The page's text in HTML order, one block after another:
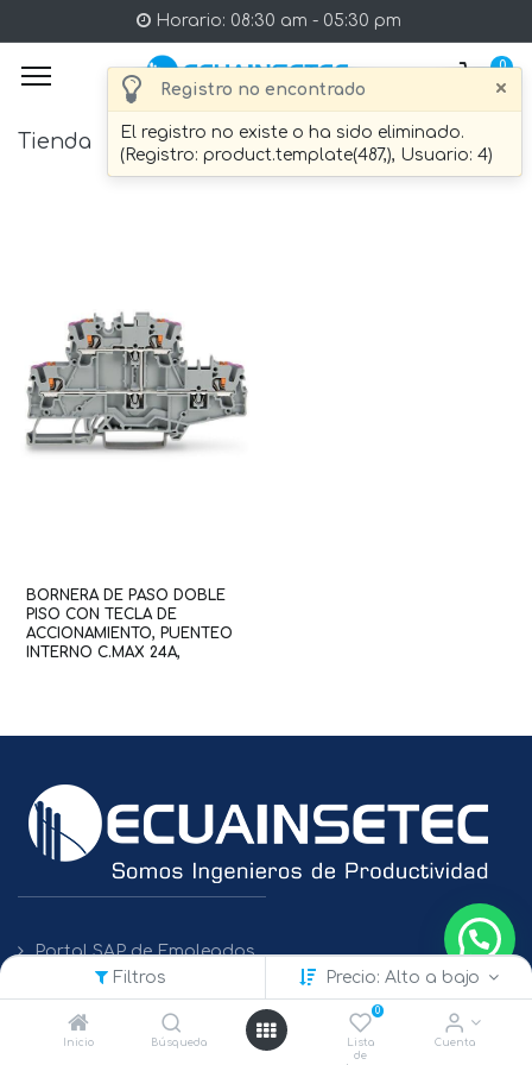
Registro no encontrado ×
El registro no existe o ha sido eliminado.
(Registro: product.template(487,), Usuario: 4)
Filtros Precio: Alto a bajo
Inicio Búsqueda
0
Lista
de
Cuenta
Horario: 08:30 am - 05:30 pm
0
Tienda 1 artículo Encontrado.
BORNERA DE PASO DOBLE
PISO CON TECLA DE
ACCIONAMIENTO, PUENTEO
INTERNO C.MAX 24A,
Portal SAP de Empleados